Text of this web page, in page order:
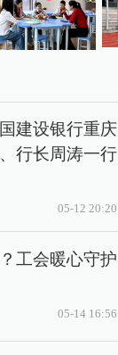
建设银行重庆
行长周涛一行
05-12 20:20
工会暖心守护
05-14 16:56